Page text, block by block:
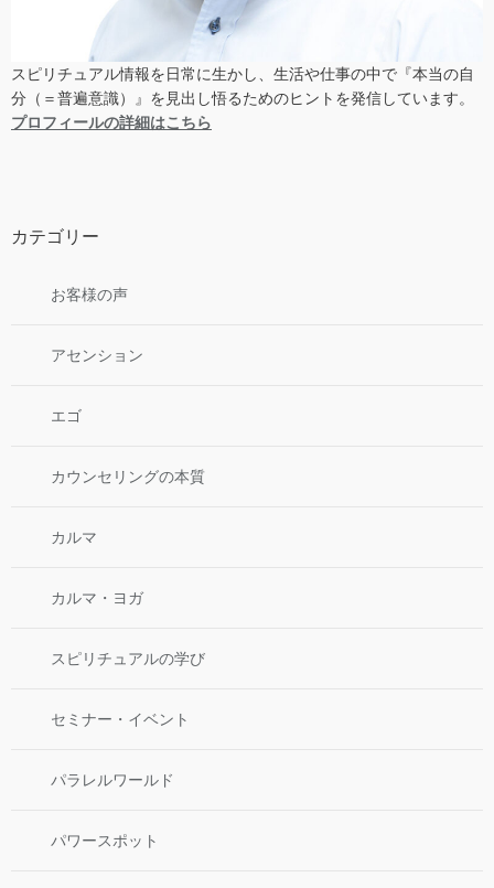
スピリチュアル情報を日常に生かし、生活や仕事の中で『本当の自
分（＝普遍意識）』を見出し悟るためのヒントを発信しています。
プロフィールの詳細はこちら
カテゴリー
お客様の声
アセンション
エゴ
カウンセリングの本質
カルマ
カルマ・ヨガ
スピリチュアルの学び
セミナー・イベント
パラレルワールド
パワースポット